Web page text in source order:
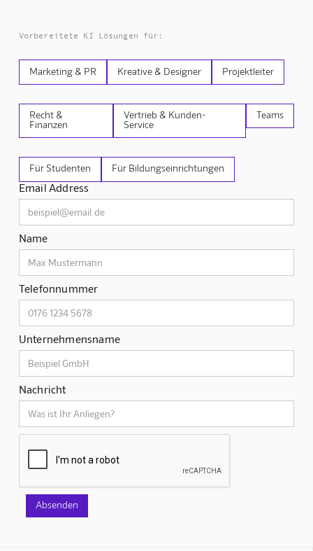
Vorbereitete KI Lösungen für:
Marketing & PR Kreative & Designer Projektleiter
Recht &
Finanzen
Vertrieb & Kunden-
Service
Teams
Für Studenten Für Bildungseinrichtungen
Email Address
Name
Telefonnummer
Unternehmensname
Nachricht